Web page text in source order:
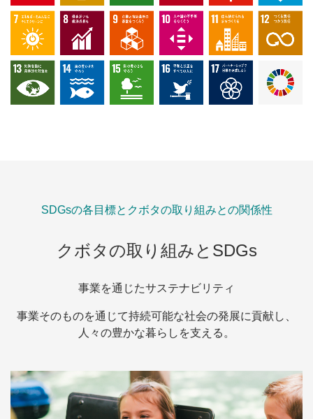
SDGsの各目標とクボタの取り組みとの関係性
クボタの取り組みとSDGs
事業を通じたサステナビリティ
事業そのものを通じて持続可能な社会の発展に貢献し、
人々の豊かな暮らしを支える。